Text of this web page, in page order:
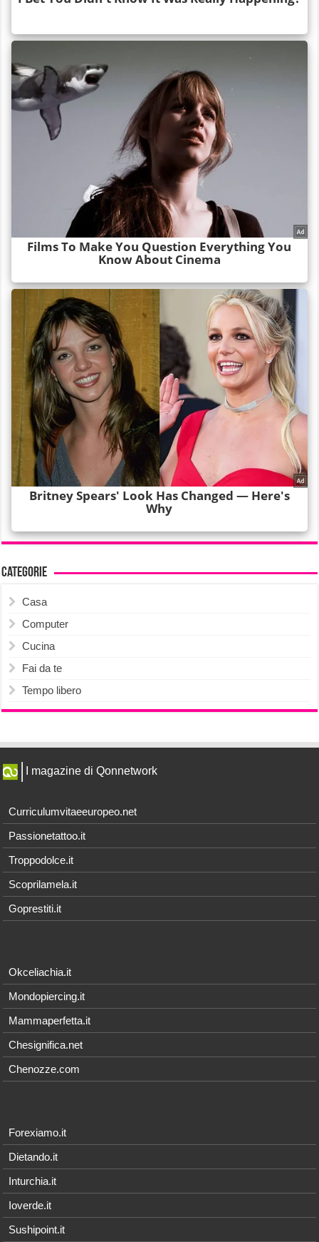
Categorie
Casa
Computer
Cucina
Fai da te
Tempo libero
I magazine di Qonnetwork
Curriculumvitaeeuropeo.net
Passionetattoo.it
Troppodolce.it
Scoprilamela.it
Goprestiti.it
Okceliachia.it
Mondopiercing.it
Mammaperfetta.it
Chesignifica.net
Chenozze.com
Forexiamo.it
Dietando.it
Inturchia.it
Ioverde.it
Sushipoint.it